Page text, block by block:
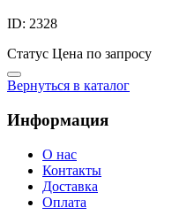
ID: 2328
Статус Цена по запросу
Вернуться в каталог
Информация
О нас
Контакты
Доставка
Оплата